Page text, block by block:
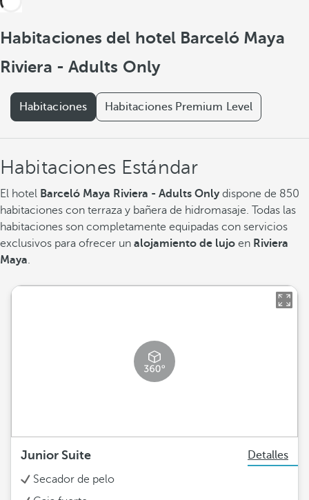
Habitaciones del hotel Barceló Maya
Riviera - Adults Only
Habitaciones Habitaciones Premium Level
Habitaciones Estándar
El hotel Barceló Maya Riviera - Adults Only dispone de 850
habitaciones con terraza y bañera de hidromasaje. Todas las
habitaciones son completamente equipadas con servicios
exclusivos para ofrecer un alojamiento de lujo en Riviera
Maya
Junior Suite
Detalles
Secador de pelo